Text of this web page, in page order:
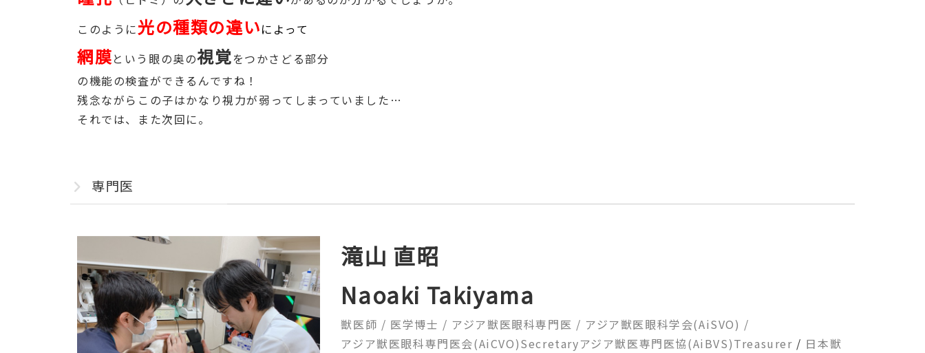
このように光の種類の違いによって
網膜という眼の奥の視覚をつかさどる部分
の機能の検査ができるんですね！
残念ながらこの子はかなり視力が弱ってしまっていました…
それでは、また次回に。
専門医
滝山 直昭
Naoaki Takiyama
獣医師 / 医学博士 / アジア獣医眼科専門医 / アジア獣医眼科学会(AiSVO) /
アジア獣医眼科専門医会(AiCVO)Secretaryアジア獣医専門医協(AiBVS)Treasurer / 日本獣